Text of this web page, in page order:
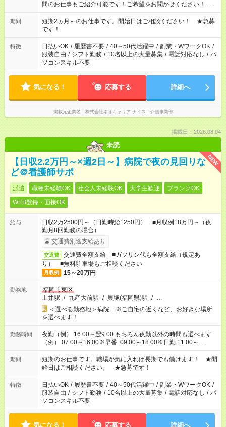
間のお仕事もご紹介可能です！ご希望をお聞かせください！ ★
家庭の都合でお休みが必要な場合も遠慮なくご相談ください。
※週最低15時間以上の勤務が必要です
期間
短期2ヵ月～のお仕事です。開始日はご相談ください！ ★急募
です！
特徴 日払いOK / 履歴書不要 / 40～50代活躍中 / 副業・WワークOK /
服装自由 / シフト勤務 / 10名以上の大量募集 / 電話対応なし / パ
ソコンスキル不要
気になる！ 応募する 詳細へ
掲載元企業名 株式会社ネオキャリア ナイス！介護事業部
掲載日：2026.08.04
未読
NEW
【日収2.2万円～×週2日～】病院で夜の見回りな
ど＠看護師サポ
派遣 職種未経験OK 社会人未経験OK 大学生歓迎
ブランクOK
WEB登録・面接OK
給与
日収2万2500円～（日勤時給1250円） ■月収例18万円～（夜
勤月8回勤務の場合）
交通費別途支給あり
交通費
交通費全額支給 ■ガソリン代も全額支給（規定あ
り） ■無料駐車場もご相談ください
月収例 15～20万円
勤務地
福岡市東区
土井駅 / 九産大前駅 / 貝塚(福岡県)駅 / …
＜選べる勤務地＞病院 ※ご自宅の近くなど、お好きな場所
を選べます！
勤務時間
夜勤（例） 16:00～翌9:00 もちろん夜勤以外の時間も選べます
（例） 07:00～16:00※早番 09:00～18:00※日勤 11:00～
20:00※遅番 ※時間は、固定・選べる施設もあるので、ご希望が
あれば調整できます！ ※シフト制。勤務地により実働時間が異
なります。★家庭の都合でお休みが必要な場合も遠慮なくご相談
ください。
期間
短期のお仕事です。職場が気に入れば長期でも働けます！ ★開
始日はご相談ください。 ★急募です！
特徴 日払いOK / 履歴書不要 / 40～50代活躍中 / 副業・WワークOK /
服装自由 / シフト勤務 / 10名以上の大量募集 / 電話対応なし / パ
ソコンスキル不要
気になる！ 応募する 詳細へ